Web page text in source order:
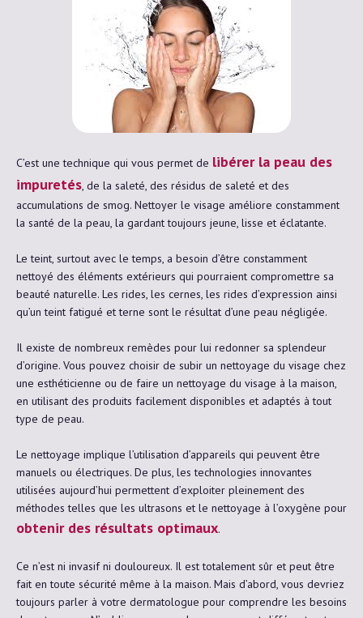
C’est une technique qui vous permet de libérer la peau des
impuretés, de la saleté, des résidus de saleté et des
accumulations de smog. Nettoyer le visage améliore constamment
la santé de la peau, la gardant toujours jeune, lisse et éclatante.
Le teint, surtout avec le temps, a besoin d’être constamment
nettoyé des éléments extérieurs qui pourraient compromettre sa
beauté naturelle. Les rides, les cernes, les rides d’expression ainsi
qu’un teint fatigué et terne sont le résultat d’une peau négligée.
Il existe de nombreux remèdes pour lui redonner sa splendeur
d’origine. Vous pouvez choisir de subir un nettoyage du visage chez
une esthéticienne ou de faire un nettoyage du visage à la maison,
en utilisant des produits facilement disponibles et adaptés à tout
type de peau.
Le nettoyage implique l’utilisation d’appareils qui peuvent être
manuels ou électriques. De plus, les technologies innovantes
utilisées aujourd’hui permettent d’exploiter pleinement des
méthodes telles que les ultrasons et le nettoyage à l’oxygène pour
obtenir des résultats optimaux.
Ce n’est ni invasif ni douloureux. Il est totalement sûr et peut être
fait en toute sécurité même à la maison. Mais d’abord, vous devriez
toujours parler à votre dermatologue pour comprendre les besoins